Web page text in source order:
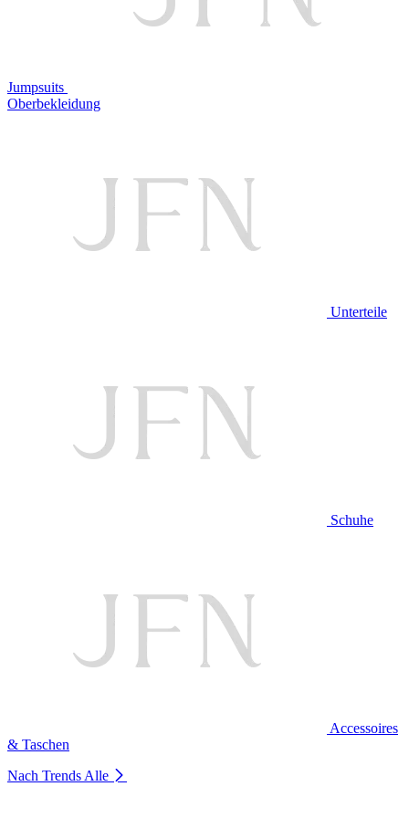
Jumpsuits
Oberbekleidung
Unterteile
Schuhe
Accessoires
& Taschen
Nach Trends Alle